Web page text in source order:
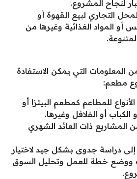
لنجاح المشروع.
التجاري لبيع القهوة أو
أو المواد الغذائية وغيرها من
المعلومات التي يمكن الاستفادة
مطعم:
للمطاعم كمطعم البيتزا أو
أو الفلافل وغيرها.
المشاريع ذات العائد الشهري
دراسة جدوى بشكل جيد لاختيار
ووضع خطة للعمل وتحليل السوق